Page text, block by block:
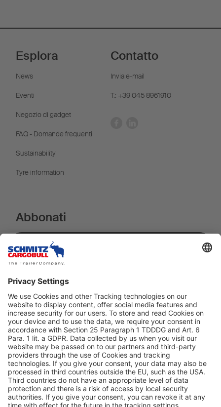
Esplora
News
Eventi
Negozio di gadget
FAQ - Domande frequenti
Sustainability
Tyre information
Contatto
Invia e-mail
T.: +39 045 8961910
Abbonati